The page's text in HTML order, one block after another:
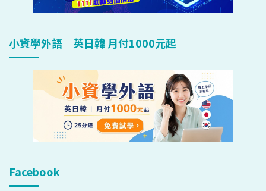
小資學外語｜英日韓 月付1000元起
Facebook